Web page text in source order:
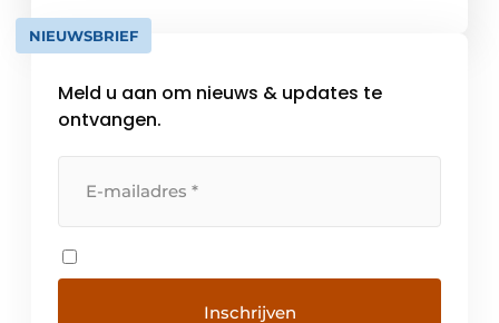
overal gebruikt: van de zeebodem tot de
ruimte – overal waar bewegende massa’s
NIEUWSBRIEF
Meld u aan om nieuws & updates te
ontvangen.